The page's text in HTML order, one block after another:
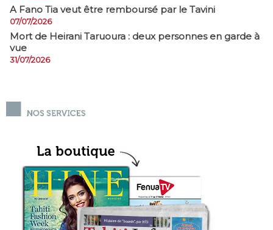
A Fano Tia veut être remboursé par le Tavini
07/07/2026
Mort de Heirani Taruoura : deux personnes en garde à
vue
31/07/2026